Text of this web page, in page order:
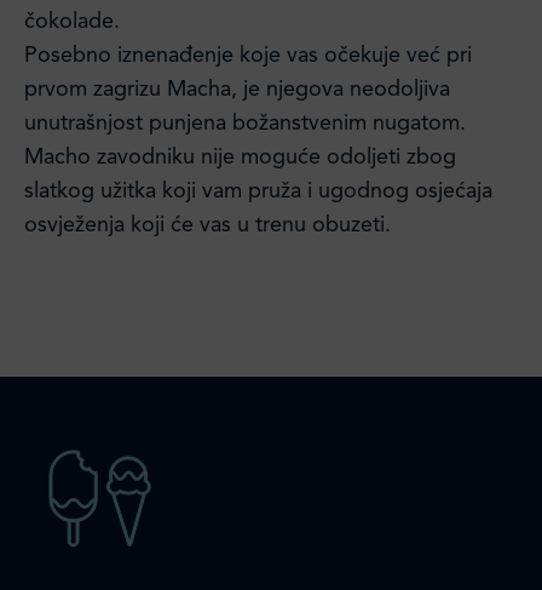
čokolade.
Posebno iznenađenje koje vas očekuje već pri
prvom zagrizu Macha, je njegova neodoljiva
unutrašnjost punjena božanstvenim nugatom.
Macho zavodniku nije moguće odoljeti zbog
slatkog užitka koji vam pruža i ugodnog osjećaja
osvježenja koji će vas u trenu obuzeti.